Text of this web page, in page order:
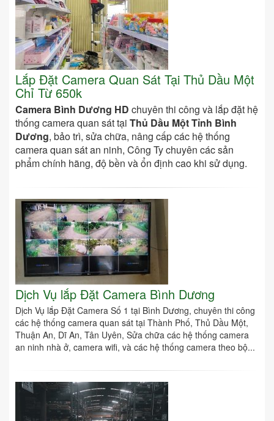
Lắp Đặt Camera Quan Sát Tại Thủ Dầu Một
Chỉ Từ 650k
Camera Bình Dương HD chuyên thi công và lắp đặt hệ
thống camera quan sát tại Thủ Dầu Một Tỉnh Bình
Dương, bảo trì, sửa chữa, nâng cấp các hệ thống
camera quan sát an ninh, Công Ty chuyên các sản
phẩm chính hãng, độ bền và ổn định cao khi sử dụng.
Dịch Vụ lắp Đặt Camera Bình Dương
Dịch Vụ lắp Đặt Camera Số 1 tại Bình Dương, chuyên thi công
các hệ thống camera quan sát tại Thành Phố, Thủ Dầu Một,
Thuận An, Dĩ An, Tân Uyên, Sửa chữa các hệ thống camera
an ninh nhà ở, camera wifi, và các hệ thống camera theo bộ...